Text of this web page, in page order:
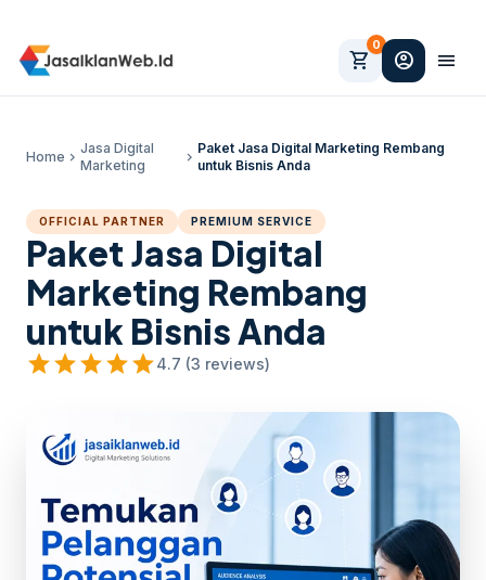
shopping_cart
0
account_circle menu
Home chevron_right
Jasa Digital
Marketing
chevron_right
Paket Jasa Digital Marketing Rembang
untuk Bisnis Anda
OFFICIAL PARTNER PREMIUM SERVICE
Paket Jasa Digital
Marketing Rembang
untuk Bisnis Anda
starstarstarstarstar4.7 (3 reviews)